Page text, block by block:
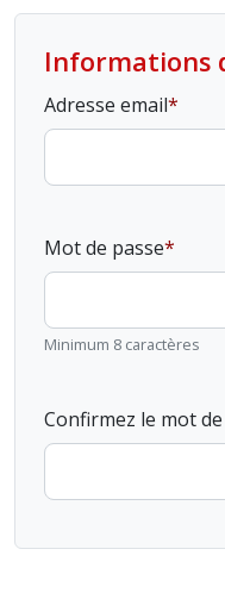
Informations
Adresse email
Mot de passe
Minimum 8 caractères
Confirmez le mot